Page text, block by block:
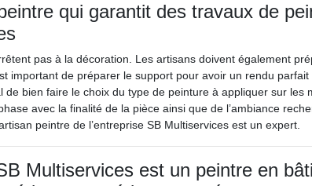
qui garantit des travaux de
pas à la décoration. Les artisans doivent également
important de préparer le support pour avoir un rendu
bien faire le choix du type de peinture à appliquer sur les
avec la finalité de la pièce ainsi que de l’ambiance
peintre de l’entreprise SB Multiservices est un expert.
Multiservices est un peintre en